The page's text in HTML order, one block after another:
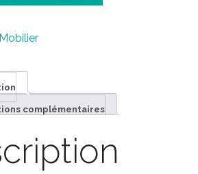
Mobilier
complémentaires